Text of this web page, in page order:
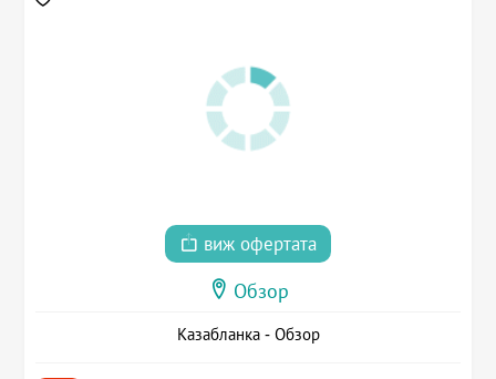
виж офертата
Обзор
Казабланка - Обзор